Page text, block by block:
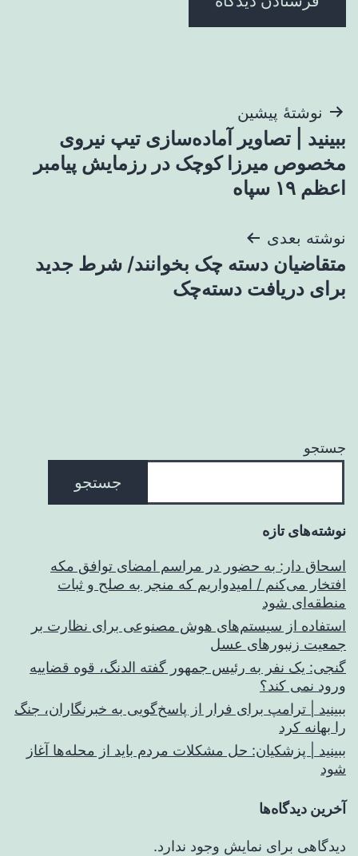
راهبری
نوشته
نوشتهٔ پیشین
ببینید | تصاویر آماده‌سازی تیپ نیروی
مخصوص میرزا کوچک در رزمایش پیامبر
اعظم ۱۹ سپاه
نوشته بعدی
متقاضیان دسته چک بخوانند/ شرط جدید
برای دریافت دسته‌چک
جستجو
جستجو
نوشته‌های تازه
اسحاق‌ دار: به حضور در مراسم امضای توافق مکه
افتخار می‌کنم / امیدواریم که منجر به صلح و ثبات
منطقه‌ای شود
استفاده از سیستم‌های هوش مصنوعی برای نظارت بر
جمعیت زنبورهای عسل
گنجی: یک نفر به رئیس جمهور گفته الدنگ، قوه قضاییه
ورود نمی کند؟
ببینید | ترامپ برای فرار از پاسخ‌گویی به خبرنگاران، جنگ
را بهانه کرد
ببینید | پزشکیان: حل مشکلات مردم باید از محله‌ها آغاز
شود
آخرین دیدگاه‌ها
دیدگاهی برای نمایش وجود ندارد.